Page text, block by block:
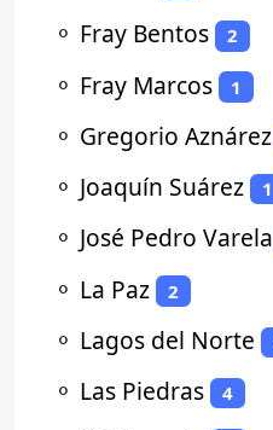
⚬ Fray Bentos 2
⚬ Fray Marcos 1
⚬ Gregorio Aznárez
⚬ Joaquín Suárez 1
⚬ José Pedro Varela
⚬ La Paz 2
⚬ Lagos del Norte
⚬ Las Piedras 4